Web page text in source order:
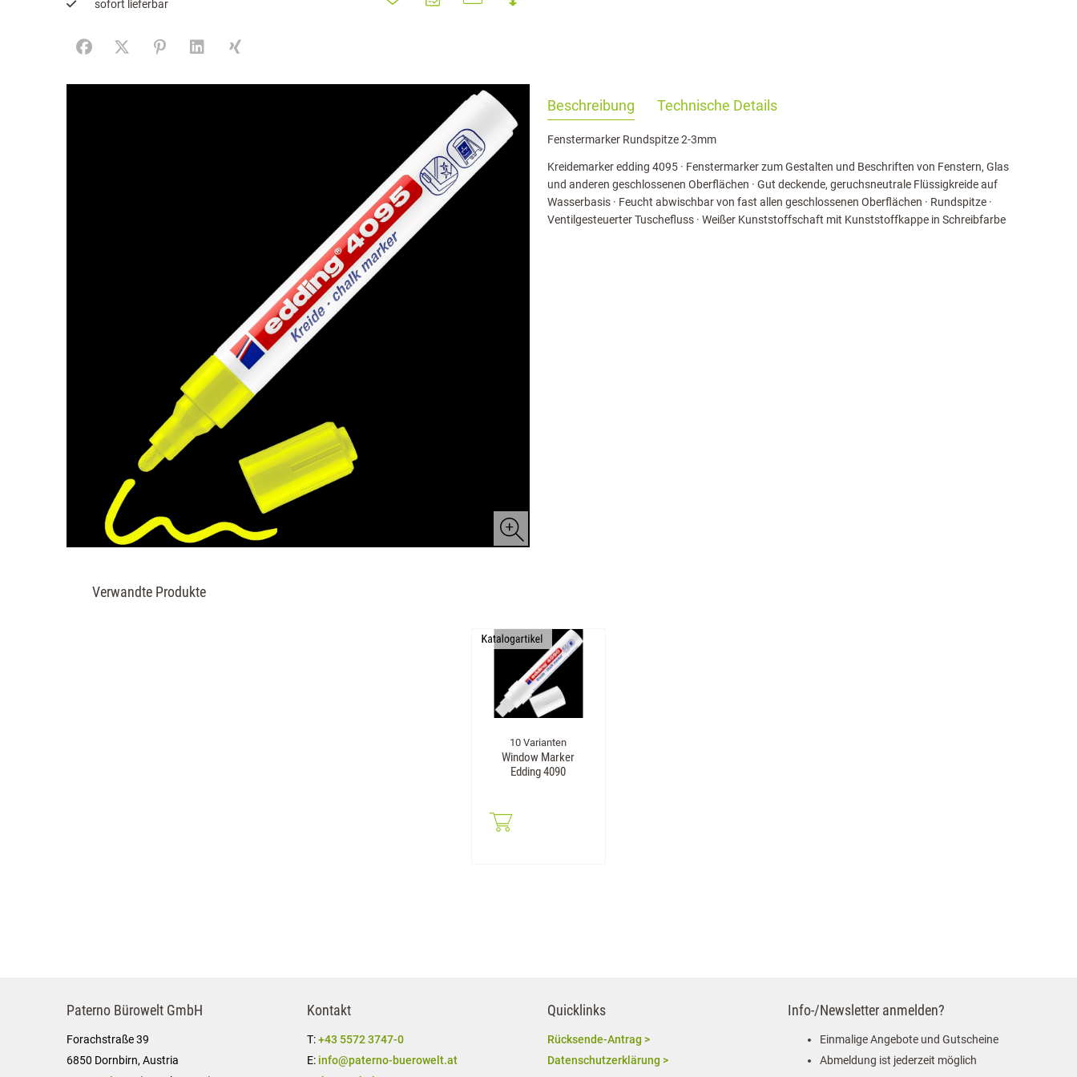
sofort lieferbar
FacebookX (#[creator\plugin\share\core\structs\SocialSharingServiceSettings]:formaly_twitter#)
PinterestLinkedInXing
Beschreibung Technische Details
Fenstermarker Rundspitze 2-3mm
Kreidemarker edding 4095 · Fenstermarker zum Gestalten und Beschriften von Fenstern, Glas
und anderen geschlossenen Oberflächen · Gut deckende, geruchsneutrale Flüssigkreide auf
Wasserbasis · Feucht abwischbar von fast allen geschlossenen Oberflächen · Rundspitze ·
Ventilgesteuerter Tuschefluss · Weißer Kunststoffschaft mit Kunststoffkappe in Schreibfarbe
Verwandte Produkte
10 Varianten
Window Marker
Edding 4090
Paterno Bürowelt GmbH
Forachstraße 39
6850 Dornbirn, Austria
Kontakt
T:+43 5572 3747-0
E: info@paterno-buerowelt.at
Quicklinks
Rücksende-Antrag >
Datenschutzerklärung >
Info-/Newsletter anmelden?
Einmalige Angebote und Gutscheine
Abmeldung ist jederzeit möglich